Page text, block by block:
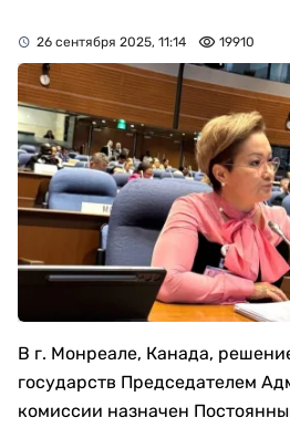
26 сентября 2025, 11:14 19910
В г. Монреале, Канада,
государств Председателем
комиссии назначен